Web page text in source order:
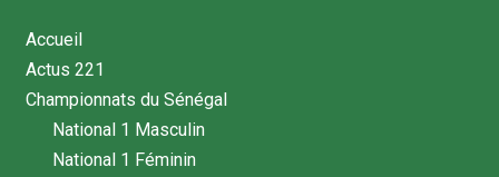
Accueil
Actus 221
Championnats du Sénégal
National 1 Masculin
National 1 Féminin